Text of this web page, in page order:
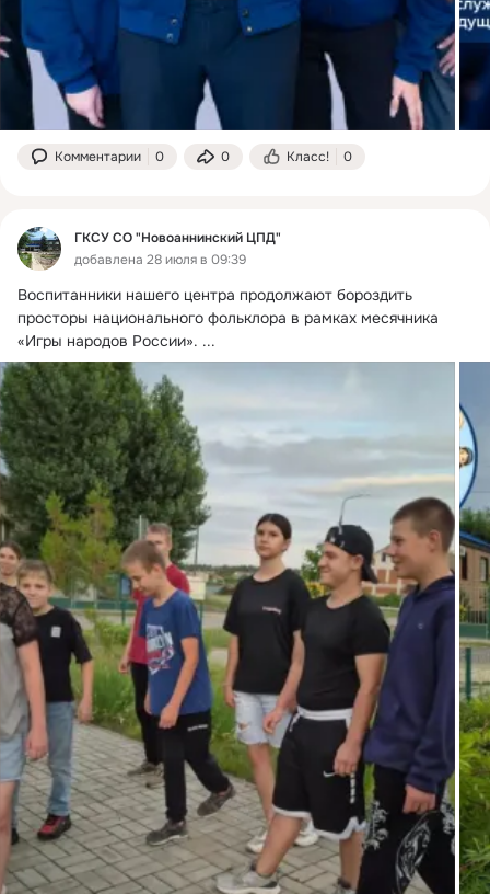
Комментарии 0 0 Класс! 0
ГКСУ СО "Новоаннинский ЦПД"
добавлена 28 июля в 09:39
Воспитанники нашего центра продолжают бороздить
просторы национального фольклора в рамках месячника
«Игры народов России». ...